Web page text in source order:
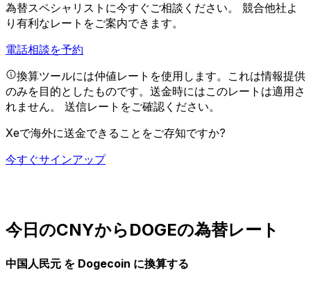
為替スペシャリストに今すぐご相談ください。 競合他社よ
り有利なレートをご案内できます。
電話相談を予約
換算ツールには仲値レートを使用します。これは情報提供
のみを目的としたものです。送金時にはこのレートは適用さ
れません。 送信レートをご確認ください。
Xeで海外に送金できることをご存知ですか?
今すぐサインアップ
今日のCNYからDOGEの為替レート
中国人民元 を Dogecoin に換算する